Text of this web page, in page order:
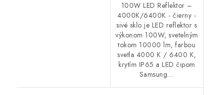
100W LED Reflektor –
4000K/6400K - čierny -
sivé sklo je LED reflektor s
výkonom 100W, svetelným
tokom 10000 lm, farbou
svetla 4000 K / 6400 K,
krytím IP65 a LED čipom
Samsung....